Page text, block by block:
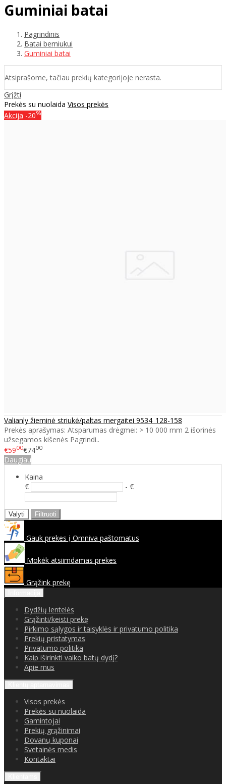
Guminiai batai
Pagrindinis
Batai berniukui
Guminiai batai
Atsiprašome, tačiau prekių kategorijoje nerasta.
Grįžti
Prekės su nuolaida Visos prekės
Akcija -20%
Valianly žieminė striukė/paltas mergaitei 9534_128-158
Prekės aprašymas: Atsparumas drėgmei: > 10 000 mm 2 išorinės
užsegamos kišenės Pagrindi..
€5900€7400
Daugiau
Kaina
€
- €
Valyti Filtruoti
Gauk prekes į Omniva paštomatus
Mokėk atsiimdamas prekes
Grąžink prekę
Dydžių lentelės
Grąžinti/keisti prekę
Pirkimo sąlygos ir taisyklės ir privatumo politika
Prekių pristatymas
Privatumo politika
Kaip iširinkti vaiko batų dydį?
Apie mus
Visos prekės
Prekės su nuolaida
Gamintojai
Prekių grąžinimai
Dovanų kuponai
Svetainės medis
Kontaktai